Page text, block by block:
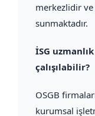
merkezlidir
sunmaktadır.
İSG
çalışılabilir?
OSGB
kurumsal